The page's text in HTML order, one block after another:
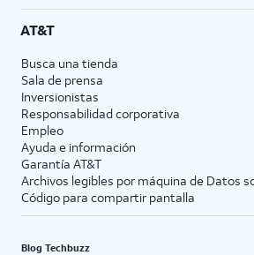
AT&T
Busca una tienda
Sala de prensa
Inversionistas
Responsabilidad corporativa
Empleo
Ayuda e información
Garantía AT&T
Archivos legibles por máquina de Datos
Código para compartir pantalla
Blog Techbuzz